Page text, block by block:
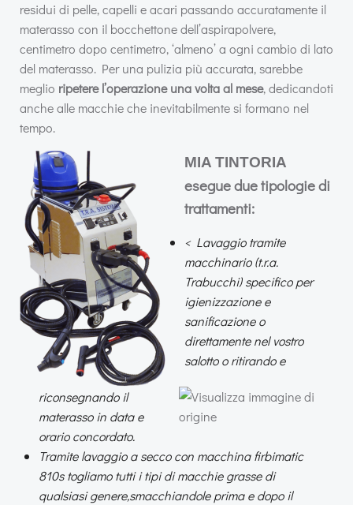
residui di pelle, capelli e acari passando accuratamente il
materasso con il bocchettone dell’aspirapolvere,
centimetro dopo centimetro, ‘almeno’ a ogni cambio di lato
del materasso. Per una pulizia più accurata, sarebbe
meglio ripetere l’operazione una volta al mese, dedicandoti
anche alle macchie che inevitabilmente si formano nel
tempo.
MIA TINTORIA
esegue due tipologie di
trattamenti:
< Lavaggio tramite
macchinario (t.r.a.
Trabucchi) specifico per
igienizzazione e
sanificazione o
direttamente nel vostro
salotto o ritirando e
riconsegnando il
materasso in data e
orario concordato.
Tramite lavaggio a secco con macchina firbimatic
810s togliamo tutti i tipi di macchie grasse di
qualsiasi genere,smacchiandole prima e dopo il